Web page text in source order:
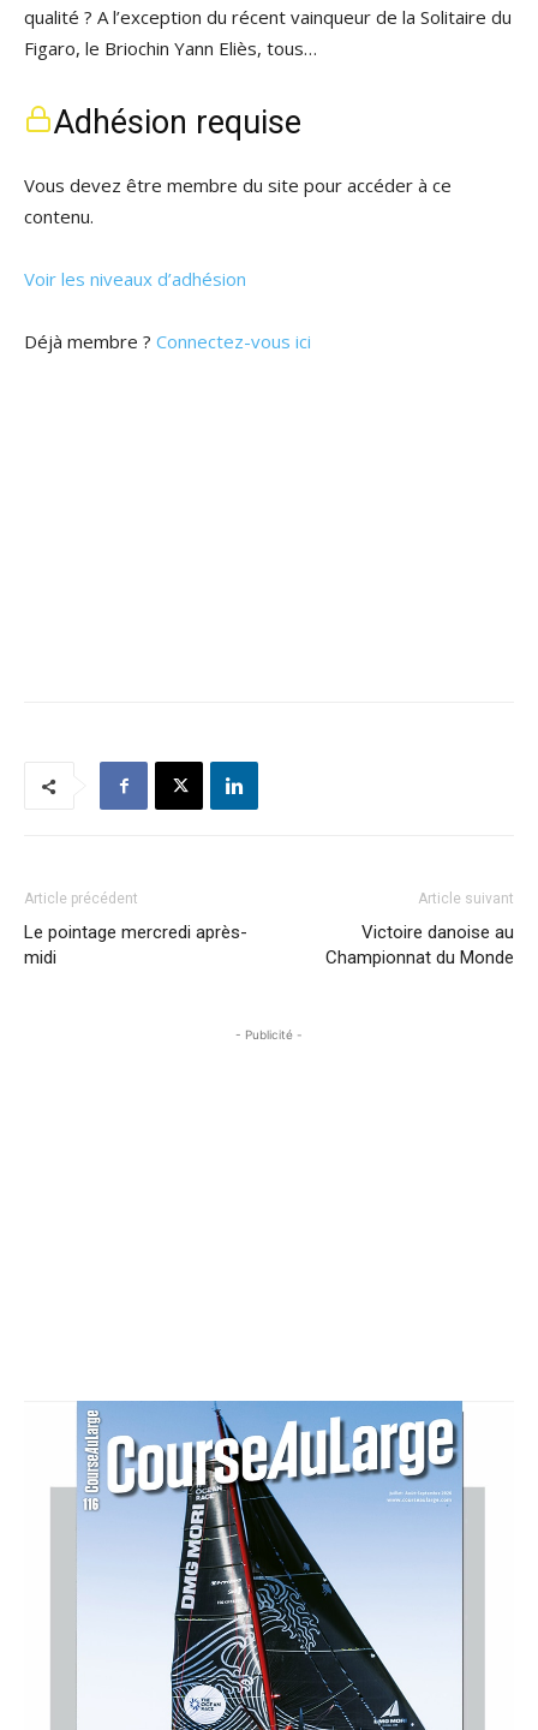
qualité ? A l’exception du récent vainqueur de la Solitaire du
Figaro, le Briochin Yann Eliès, tous…
Adhésion requise
Vous devez être membre du site pour accéder à ce
contenu.
Voir les niveaux d’adhésion
Déjà membre ? Connectez-vous ici
Article précédent
Le pointage mercredi après-
midi
Article suivant
Victoire danoise au
Championnat du Monde
- Publicité -